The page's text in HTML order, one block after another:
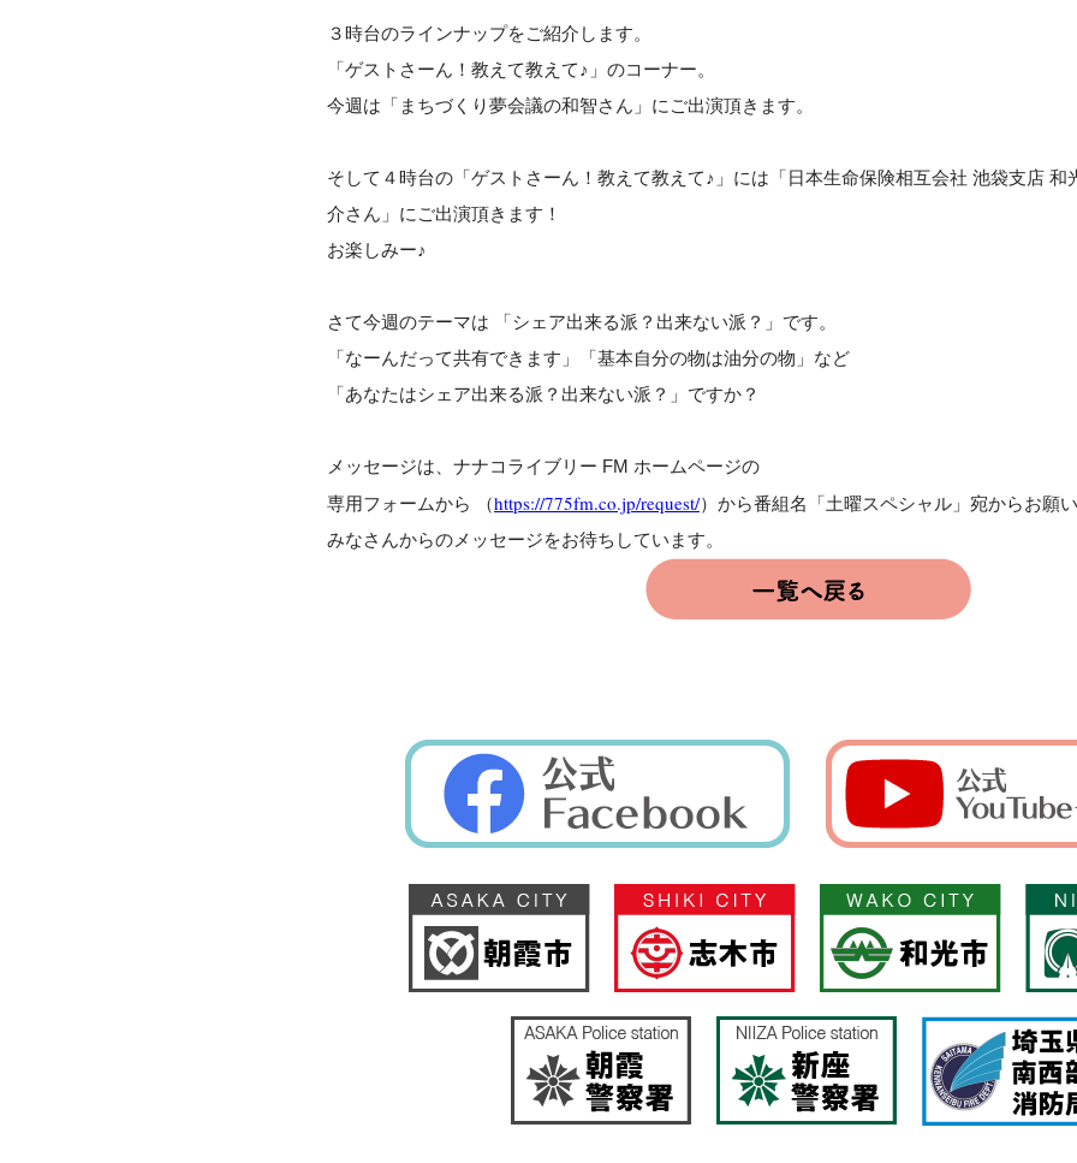
３時台のラインナップをご紹介します。
「ゲストさーん！教えて教えて♪」のコーナー。
今週は「まちづくり夢会議の和智さん」にご出演頂きます。
そして４時台の「ゲストさーん！教えて教えて♪」には「日本生命保険相互会社 池袋支店 和
介さん」にご出演頂きます！
お楽しみー♪
さて今週のテーマは 「シェア出来る派？出来ない派？」です。
「なーんだって共有できます」「基本自分の物は油分の物」など
「あなたはシェア出来る派？出来ない派？」ですか？
メッセージは、ナナコライブリー FM ホームページの
専用フォームから （https://775fm.co.jp/request/）から番組名「土曜スペシャル」宛からお願い
みなさんからのメッセージをお待ちしています。